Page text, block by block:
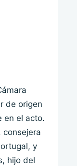
de origen
en el acto.
consejera
y
hijo del